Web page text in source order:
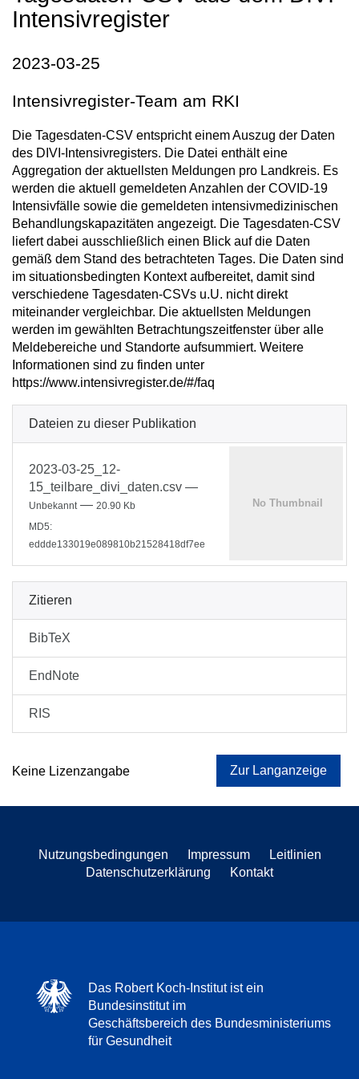
Intensivregister
2023-03-25
Intensivregister-Team am RKI
Die Tagesdaten-CSV entspricht einem Auszug der Daten
des DIVI-Intensivregisters. Die Datei enthält eine
Aggregation der aktuellsten Meldungen pro Landkreis. Es
werden die aktuell gemeldeten Anzahlen der COVID-19
Intensivfälle sowie die gemeldeten intensivmedizinischen
Behandlungskapazitäten angezeigt. Die Tagesdaten-CSV
liefert dabei ausschließlich einen Blick auf die Daten
gemäß dem Stand des betrachteten Tages. Die Daten sind
im situationsbedingten Kontext aufbereitet, damit sind
verschiedene Tagesdaten-CSVs u.U. nicht direkt
miteinander vergleichbar. Die aktuellsten Meldungen
werden im gewählten Betrachtungszeitfenster über alle
Meldebereiche und Standorte aufsummiert. Weitere
Informationen sind zu finden unter
https://www.intensivregister.de/#/faq
Dateien zu dieser Publikation
2023-03-25_12-
15_teilbare_divi_daten.csv —
Unbekannt — 20.90 Kb
MD5:
eddde133019e089810b21528418df7ee
Zitieren
BibTeX
EndNote
RIS
Keine Lizenzangabe Zur Langanzeige
Nutzungsbedingungen Impressum
Leitlinien
Datenschutzerklärung
Kontakt
Das Robert Koch-Institut ist ein
Bundesinstitut im
Geschäftsbereich des Bundesministeriums
für Gesundheit